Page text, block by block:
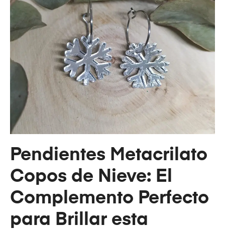
Pendientes Metacrilato
Copos de Nieve: El
Complemento Perfecto
para Brillar esta